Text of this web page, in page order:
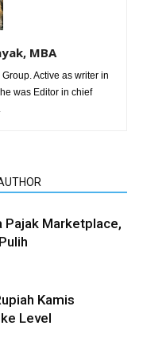
MBA
Active as writer in
was Editor in chief
Pajak Marketplace,
Kamis
Level